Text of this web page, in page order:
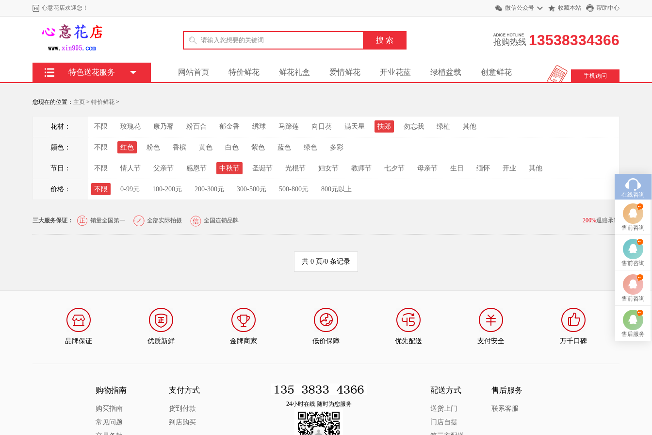
心意花店欢迎您！ 微信公众号 收藏本站 帮助中心
抢购热线 13538334366
网站首页 特价鲜花 鲜花礼盒 爱情鲜花 开业花蓝 绿植盆载 创意鲜花 手机访问
特色送花服务
您现在的位置： 主页 > 特价鲜花 >
花材： 不限 玫瑰花 康乃馨 粉百合 郁金香 绣球 马蹄莲 向日葵 满天星 扶郎 勿忘我 绿植 其他
颜色： 不限 红色 粉色 香槟 黄色 白色 紫色 蓝色 绿色 多彩
节日： 不限 情人节 父亲节 感恩节 中秋节 圣诞节 光棍节 妇女节 教师节 七夕节 母亲节 生日 缅怀 开业 其他
价格： 不限 0-99元 100-200元 200-300元 300-500元 500-800元 800元以上
三大服务保证： 销量全国第一 全部实际拍摄 全国连锁品牌 200%退赔承诺
共 0 页/0 条记录
品牌保证 优质新鲜 金牌商家 低价保障 优先配送 支付安全 万千口碑
购物指南
购买指南
常见问题
支付方式
货到付款
到店购买
24小时在线 随时为您服务
配送方式
送货上门
门店自提
售后服务
联系客服
在线咨询
售前咨询
售前咨询
售前咨询
售后服务